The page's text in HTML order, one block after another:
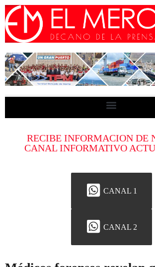
RECIBE INFORMACION DE
CANAL INFORMATIVO
CANAL 1
CANAL 2